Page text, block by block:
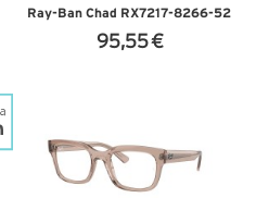
Ray-Ban Chad RX7217-8266-52
95,55 €